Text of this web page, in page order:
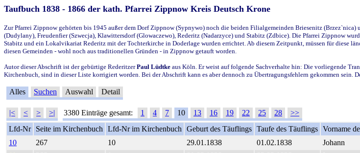
Taufbuch 1838 - 1866 der kath. Pfarrei Zippnow Kreis Deutsch Krone
Zur Pfarrei Zippnow gehörten bis 1945 außer dem Dorf Zippnow (Sypnywo) noch die beiden Filialgemeinden Briesenitz
(Dudylany), Freudenfier (Szwecja), Klawittersdorf (Glowaczewo), Rederitz (Nadarzyce) und Stabitz (Zdbice). Die Pfarrei Zippnow
Stabitz und ein Lokalvikariat Rederitz mit der Tochterkirche in Doderlage wurden errichtet. Ab diesem Zeitpunkt, müssen für diese
diesen Gemeinden - wohl noch aus traditionellen Gründen - in Zippnow getauft worden.
Autor dieser Abschrift ist der gebürtige RederitzerPaul Lüdtke aus Köln. Er weist auf folgende Sachverhalte hin: Die vorliegende
Kirchenbuch, sind in dieser Liste korrigiert worden. Bei der Abschrift kann es aber dennoch zu Übertragungsfehlern gekommen sein.
Alles Suchen Auswahl Detail
|< < > >| 3380 Einträge gesamt: 1 4 7 10 13 16 19 22 25 28
>>
Lfd-Nr
Seite im Kirchenbuch Lfd-Nr im Kirchenbuch Geburt des Täuflings Taufe des Täuflings Vorname
10
267 10 29.01.1838 01.02.1838 Johann